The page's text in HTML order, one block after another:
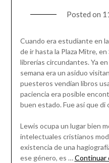
Posted on
Cuando era estudiante en
de ir hasta la Plaza Mitre,
librerías circundantes. Ya
semana era un asiduo
puesteros vendían libros
paciencia era posible
buen estado. Fue así que di
Lewis ocupa un lugar bien
intelectuales cristianos
existencia de una
ese género, es …Continuar